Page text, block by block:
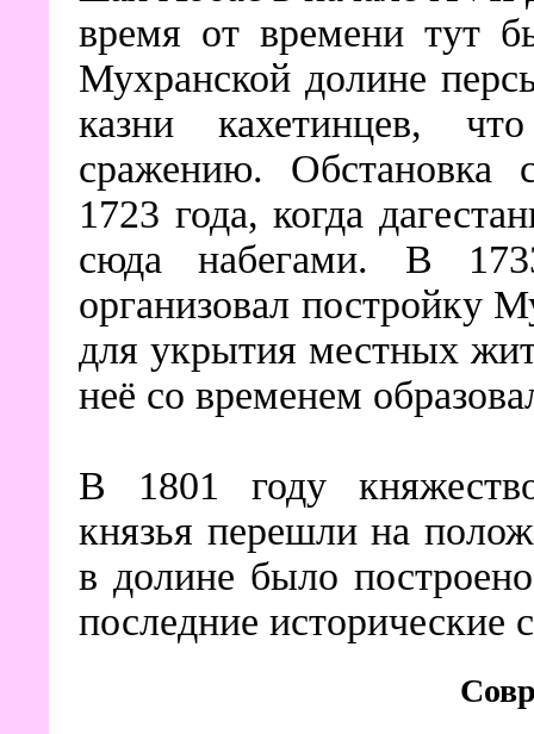
время от времени тут
Мухранской долине
казни кахетинцев,
сражению. Обстановка
1723 года, когда
сюда набегами. В
организовал постройку
для укрытия местных
неё со временем
В 1801 году
князья перешли на
в долине было
последние исторические